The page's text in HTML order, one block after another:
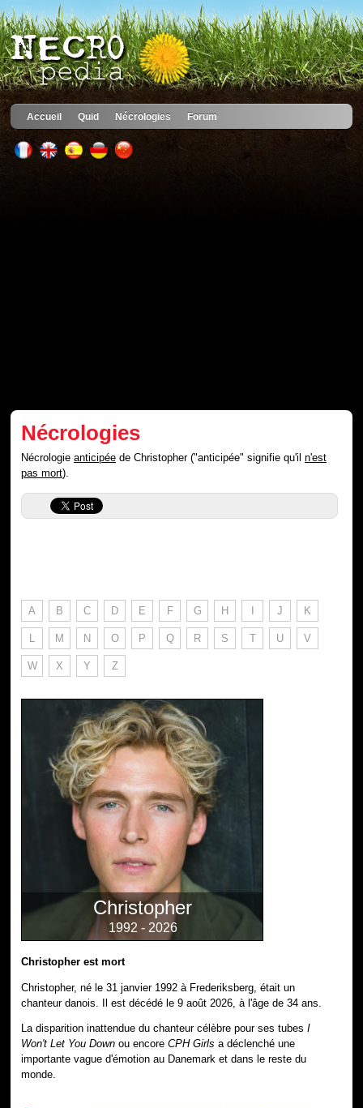
Accueil Quid Nécrologies Forum
Nécrologies
Nécrologieanticipée de Christopher ("anticipée" signifie qu'iln'est
pas mort).
A B C D E F G H I J K
L M N O P Q R S T U V
W X Y Z
Christopher
1992 - 2026
Christopher est mort
Christopher, né le 31 janvier 1992 à Frederiksberg, était un
chanteur danois. Il est décédé le 9 août 2026, à l'âge de 34 ans.
La disparition inattendue du chanteur célèbre pour ses tubesI
Won't Let You Down ou encoreCPH Girls a déclenché une
importante vague d'émotion au Danemark et dans le reste du
monde.